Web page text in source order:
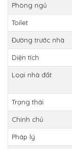
Phòng ngủ
Toilet
Đường trước nhà
Diện tích
Loại nhà đất
Trạng thái
Chính chủ
Pháp lý